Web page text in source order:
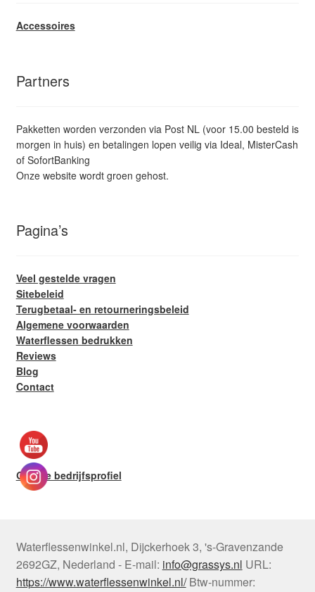
Accessoires
Partners
Pakketten worden verzonden via Post NL (voor 15.00 besteld is
morgen in huis) en betalingen lopen veilig via Ideal, MisterCash
of SofortBanking
Onze website wordt groen gehost.
Pagina’s
Veel gestelde vragen
Sitebeleid
Terugbetaal- en retourneringsbeleid
Algemene voorwaarden
Waterflessen bedrukken
Reviews
Blog
Contact
Google bedrijfsprofiel
Waterflessenwinkel.nl, Dijckerhoek 3, 's-Gravenzande
2692GZ, Nederland - E-mail: info@grassys.nl URL:
https://www.waterflessenwinkel.nl/ Btw-nummer: